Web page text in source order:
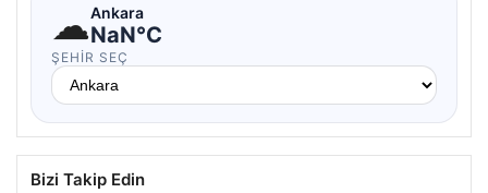
☁Ankara
NaN°C
ŞEHIR SEÇ
Bizi Takip Edin